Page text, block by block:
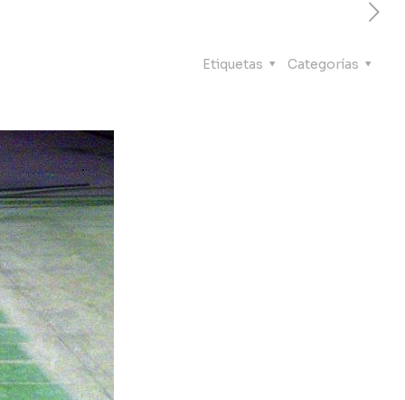
Categorías
Etiquetas